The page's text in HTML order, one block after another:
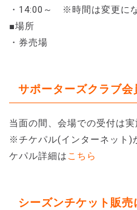
・14:00～ ※時間は変更に
■場所
・券売場
サポーターズクラブ会
当面の間、会場での受付は実
※チケパル(インターネット)
ケパル詳細は こちら
シーズンチケット販売